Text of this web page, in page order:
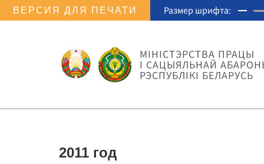
ВЕРСИЯ ДЛЯ ПЕЧАТИ Размер шрифта:
МIНIСТЭРСТВА ПРАЦЫ
I САЦЫЯЛЬНАЙ
РЭСПУБЛІКІ БЕЛАРУСЬ
2011 год